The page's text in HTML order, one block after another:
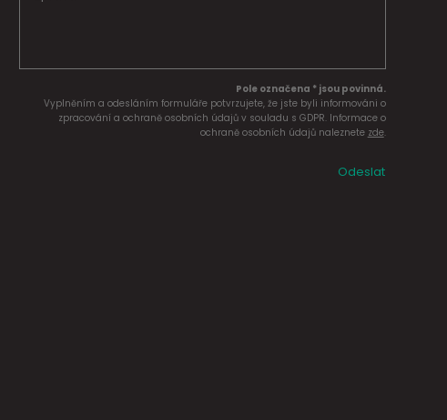
Pole označena * jsou povinná.
Vyplněním a odesláním formuláře potvrzujete, že jste byli informováni o
zpracování a ochraně osobních údajů v souladu s GDPR. Informace o
ochraně osobních údajů naleznete zde.
Odeslat